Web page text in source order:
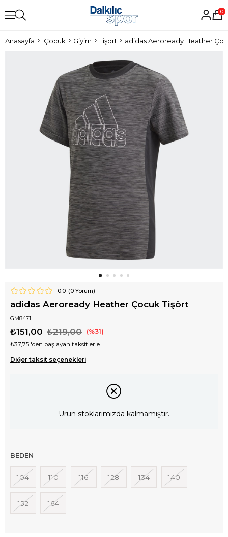
0
Anasayfa Çocuk Giyim Tişört adidas Aeroready Heather
0.0 (0Yorum)
adidas Aeroready Heather Çocuk Tişört
GM8471
₺219,00
₺151,00 31
₺37,75 'den başlayan taksitlerle
Diğer taksit seçenekleri
Ürün stoklarımızda kalmamıştır.
BEDEN
104 110 116 128 134 140
152 164